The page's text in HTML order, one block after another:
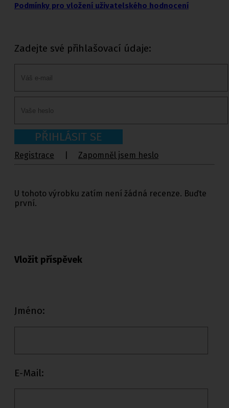
Podmínky pro vložení uživatelského hodnocení
Zadejte své přihlašovací údaje:
PŘIHLÁSIT SE
Registrace Zapomněl jsem heslo
U tohoto výrobku zatím není žádná recenze. Buďte
první.
Vložit příspěvek
Jméno:
E-Mail: